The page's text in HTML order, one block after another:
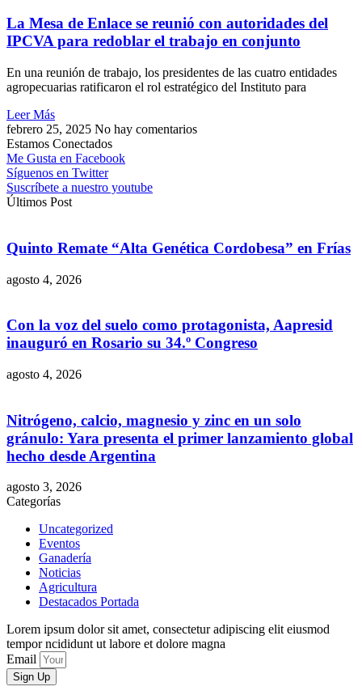
La Mesa de Enlace se reunió con autoridades del
IPCVA para redoblar el trabajo en conjunto
En una reunión de trabajo, los presidentes de las cuatro entidades
agropecuarias ratificaron el rol estratégico del Instituto para
Leer Más
febrero 25, 2025 No hay comentarios
Estamos Conectados
Me Gusta en Facebook
Síguenos en Twitter
Suscríbete a nuestro youtube
Últimos Post
Quinto Remate “Alta Genética Cordobesa” en Frías
agosto 4, 2026
Con la voz del suelo como protagonista, Aapresid
inauguró en Rosario su 34.º Congreso
agosto 4, 2026
Nitrógeno, calcio, magnesio y zinc en un solo
gránulo: Yara presenta el primer lanzamiento global
hecho desde Argentina
agosto 3, 2026
Categorías
Uncategorized
Eventos
Ganadería
Noticias
Agricultura
Destacados Portada
Lorem ipsum dolor sit amet, consectetur adipiscing elit eiusmod
tempor ncididunt ut labore et dolore magna
Email
Sign Up